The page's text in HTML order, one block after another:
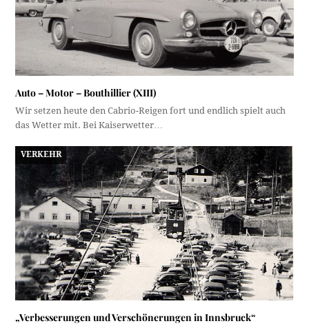
Auto – Motor – Bouthillier (XIII)
Wir setzen heute den Cabrio-Reigen fort und endlich spielt auch
das Wetter mit. Bei Kaiserwetter…
VERKEHR
„Verbesserungen und Verschönerungen in Innsbruck“